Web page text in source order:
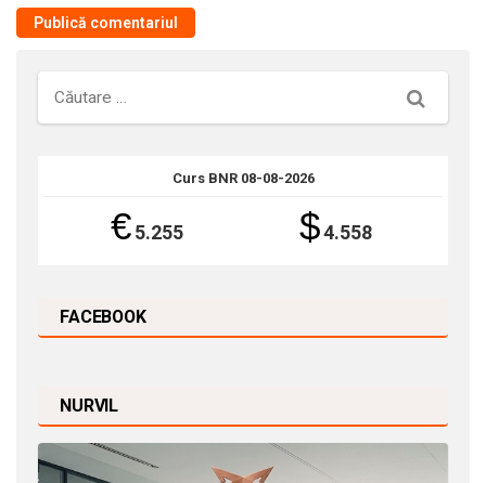
Căutare
Curs BNR 08-08-2026
€5.255 $4.558
FACEBOOK
NURVIL